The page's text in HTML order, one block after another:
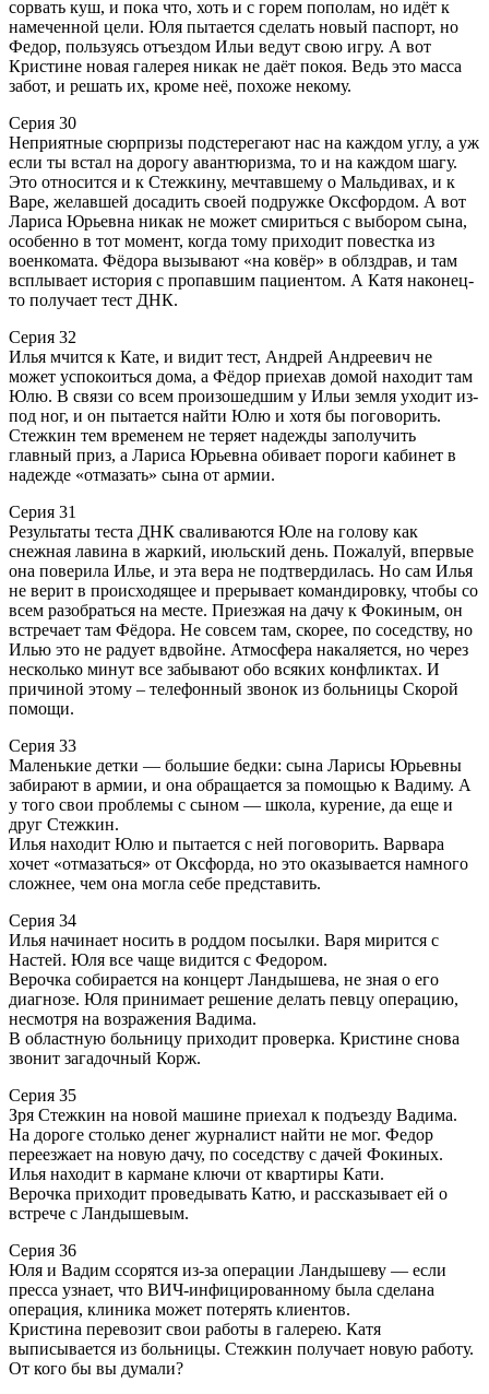
сорвать куш, и пока что, хоть и с горем пополам, но идёт к
намеченной цели. Юля пытается сделать новый паспорт, но
Федор, пользуясь отъездом Ильи ведут свою игру. А вот
Кристине новая галерея никак не даёт покоя. Ведь это масса
забот, и решать их, кроме неё, похоже некому.
Серия 30
Неприятные сюрпризы подстерегают нас на каждом углу, а уж
если ты встал на дорогу авантюризма, то и на каждом шагу.
Это относится и к Стежкину, мечтавшему о Мальдивах, и к
Варе, желавшей досадить своей подружке Оксфордом. А вот
Лариса Юрьевна никак не может смириться с выбором сына,
особенно в тот момент, когда тому приходит повестка из
военкомата. Фёдора вызывают «на ковёр» в облздрав, и там
всплывает история с пропавшим пациентом. А Катя наконец-
то получает тест ДНК.
Серия 32
Илья мчится к Кате, и видит тест, Андрей Андреевич не
может успокоиться дома, а Фёдор приехав домой находит там
Юлю. В связи со всем произошедшим у Ильи земля уходит из-
под ног, и он пытается найти Юлю и хотя бы поговорить.
Стежкин тем временем не теряет надежды заполучить
главный приз, а Лариса Юрьевна обивает пороги кабинет в
надежде «отмазать» сына от армии.
Серия 31
Результаты теста ДНК сваливаются Юле на голову как
снежная лавина в жаркий, июльский день. Пожалуй, впервые
она поверила Илье, и эта вера не подтвердилась. Но сам Илья
не верит в происходящее и прерывает командировку, чтобы со
всем разобраться на месте. Приезжая на дачу к Фокиным, он
встречает там Фёдора. Не совсем там, скорее, по соседству, но
Илью это не радует вдвойне. Атмосфера накаляется, но через
несколько минут все забывают обо всяких конфликтах. И
причиной этому – телефонный звонок из больницы Скорой
помощи.
Серия 33
Маленькие детки — большие бедки: сына Ларисы Юрьевны
забирают в армии, и она обращается за помощью к Вадиму. А
у того свои проблемы с сыном — школа, курение, да еще и
друг Стежкин.
Илья находит Юлю и пытается с ней поговорить. Варвара
хочет «отмазаться» от Оксфорда, но это оказывается намного
сложнее, чем она могла себе представить.
Серия 34
Илья начинает носить в роддом посылки. Варя мирится с
Настей. Юля все чаще видится с Федором.
Верочка собирается на концерт Ландышева, не зная о его
диагнозе. Юля принимает решение делать певцу операцию,
несмотря на возражения Вадима.
В областную больницу приходит проверка. Кристине снова
звонит загадочный Корж.
Серия 35
Зря Стежкин на новой машине приехал к подъезду Вадима.
На дороге столько денег журналист найти не мог. Федор
переезжает на новую дачу, по соседству с дачей Фокиных.
Илья находит в кармане ключи от квартиры Кати.
Верочка приходит проведывать Катю, и рассказывает ей о
встрече с Ландышевым.
Серия 36
Юля и Вадим ссорятся из-за операции Ландышеву — если
пресса узнает, что ВИЧ-инфицированному была сделана
операция, клиника может потерять клиентов.
Кристина перевозит свои работы в галерею. Катя
выписывается из больницы. Стежкин получает новую работу.
От кого бы вы думали?